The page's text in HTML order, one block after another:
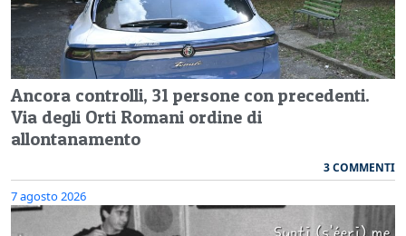
Ancora controlli, 31 persone con precedenti.
Via degli Orti Romani ordine di
allontanamento
3 COMMENTI
7 agosto 2026